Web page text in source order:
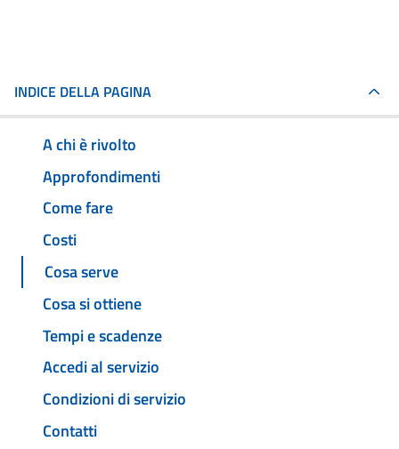
INDICE DELLA PAGINA
A chi è rivolto
Approfondimenti
Come fare
Costi
Cosa serve
Cosa si ottiene
Tempi e scadenze
Accedi al servizio
Condizioni di servizio
Contatti